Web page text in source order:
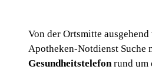
Von der Ortsmitte
Apotheken-Notdienst Suche
Gesundheitstelefonrund um